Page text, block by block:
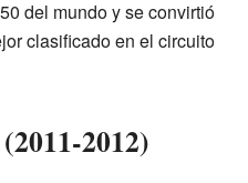
del mundo y se convirtió
clasificado en el circuito
2012)